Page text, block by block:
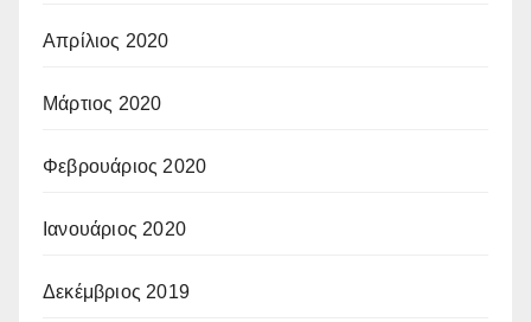
Απρίλιος 2020
Μάρτιος 2020
Φεβρουάριος 2020
Ιανουάριος 2020
Δεκέμβριος 2019